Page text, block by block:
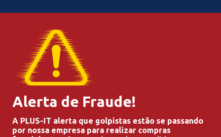
Alerta de Fraude!
A PLUS-IT alerta que golpistas estão se passando
por nossa empresa para realizar compras